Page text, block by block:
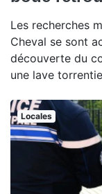
Les recherches
Cheval se sont
découverte du
une lave
Locales